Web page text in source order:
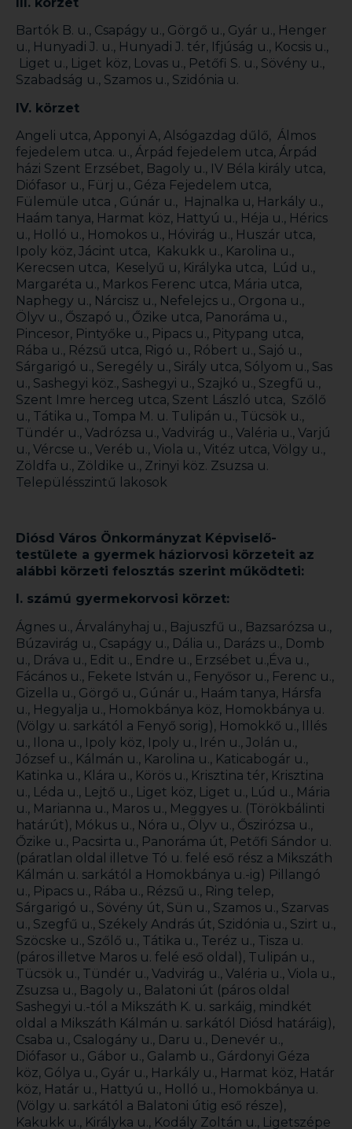
Bartók B. u., Csapágy u., Görgő u., Gyár u., Henger
u., Hunyadi J. u., Hunyadi J. tér, Ifjúság u., Kocsis u.,
Liget u., Liget köz, Lovas u., Petőfi S. u., Sövény u.,
Szabadság u., Szamos u., Szidónia u.
IV. körzet
Angeli utca, Apponyi A, Alsógazdag dűlő, Álmos
fejedelem utca. u., Árpád fejedelem utca, Árpád
házi Szent Erzsébet, Bagoly u., IV Béla király utca,
Diófasor u., Fürj u., Géza Fejedelem utca,
Fülemüle utca , Gúnár u., Hajnalka u, Harkály u.,
Haám tanya, Harmat köz, Hattyú u., Héja u., Hérics
u., Holló u., Homokos u., Hóvirág u., Huszár utca,
Ipoly köz, Jácint utca, Kakukk u., Karolina u.,
Kerecsen utca, Keselyű u, Királyka utca, Lúd u.,
Margaréta u., Markos Ferenc utca, Mária utca,
Naphegy u., Nárcisz u., Nefelejcs u., Orgona u.,
Ölyv u., Őszapó u., Őzike utca, Panoráma u.,
Pincesor, Pintyőke u., Pipacs u., Pitypang utca,
Rába u., Rézsű utca, Rigó u., Róbert u., Sajó u.,
Sárgarigó u., Seregély u., Sirály utca, Sólyom u., Sas
u., Sashegyi köz., Sashegyi u., Szajkó u., Szegfű u.,
Szent Imre herceg utca, Szent László utca, Szőlő
u., Tátika u., Tompa M. u. Tulipán u., Tücsök u.,
Tündér u., Vadrózsa u., Vadvirág u., Valéria u., Varjú
u., Vércse u., Veréb u., Viola u., Vitéz utca, Völgy u.,
Zöldfa u., Zöldike u., Zrinyi köz. Zsuzsa u.
Településszintű lakosok
Diósd Város Önkormányzat Képviselő-
testülete a gyermek háziorvosi körzeteit az
alábbi körzeti felosztás szerint működteti:
I. számú gyermekorvosi körzet:
Ágnes u., Árvalányhaj u., Bajuszfű u., Bazsarózsa u.,
Búzavirág u., Csapágy u., Dália u., Darázs u., Domb
u., Dráva u., Edit u., Endre u., Erzsébet u.,Éva u.,
Fácános u., Fekete István u., Fenyősor u., Ferenc u.,
Gizella u., Görgő u., Gúnár u., Haám tanya, Hársfa
u., Hegyalja u., Homokbánya köz, Homokbánya u.
(Völgy u. sarkától a Fenyő sorig), Homokkő u., Illés
u., Ilona u., Ipoly köz, Ipoly u., Irén u., Jolán u.,
József u., Kálmán u., Karolina u., Katicabogár u.,
Katinka u., Klára u., Körös u., Krisztina tér, Krisztina
u., Léda u., Lejtő u., Liget köz, Liget u., Lúd u., Mária
u., Marianna u., Maros u., Meggyes u. (Törökbálinti
határút), Mókus u., Nóra u., Ölyv u., Őszirózsa u.,
Őzike u., Pacsirta u., Panoráma út, Petőfi Sándor u.
(páratlan oldal illetve Tó u. felé eső rész a Mikszáth
Kálmán u. sarkától a Homokbánya u.-ig) Pillangó
u., Pipacs u., Rába u., Rézsű u., Ring telep,
Sárgarigó u., Sövény út, Sün u., Szamos u., Szarvas
u., Szegfű u., Székely András út, Szidónia u., Szirt u.,
Szöcske u., Szőlő u., Tátika u., Teréz u., Tisza u.
(páros illetve Maros u. felé eső oldal), Tulipán u.,
Tücsök u., Tündér u., Vadvirág u., Valéria u., Viola u.,
Zsuzsa u., Bagoly u., Balatoni út (páros oldal
Sashegyi u.-tól a Mikszáth K. u. sarkáig, mindkét
oldal a Mikszáth Kálmán u. sarkától Diósd határáig),
Csaba u., Csalogány u., Daru u., Denevér u.,
Diófasor u., Gábor u., Galamb u., Gárdonyi Géza
köz, Gólya u., Gyár u., Harkály u., Harmat köz, Határ
köz, Határ u., Hattyú u., Holló u., Homokbánya u.
(Völgy u. sarkától a Balatoni útig eső része),
Kakukk u., Királyka u., Kodály Zoltán u., Ligetszépe